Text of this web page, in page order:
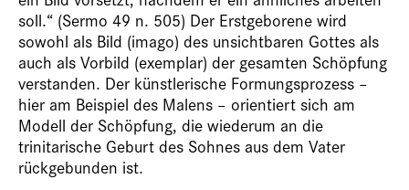
soll.“ (Sermo 49 n. 505) Der Erstgeborene wird
sowohl als Bild (imago) des unsichtbaren Gottes als
auch als Vorbild (exemplar) der gesamten Schöpfung
verstanden. Der künstlerische Formungsprozess –
hier am Beispiel des Malens – orientiert sich am
Modell der Schöpfung, die wiederum an die
trinitarische Geburt des Sohnes aus dem Vater
rückgebunden ist.